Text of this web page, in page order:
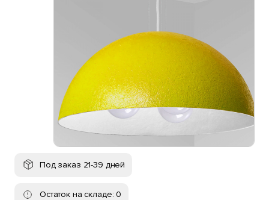
Под заказ 21-39 дней
Остаток на складе: 0